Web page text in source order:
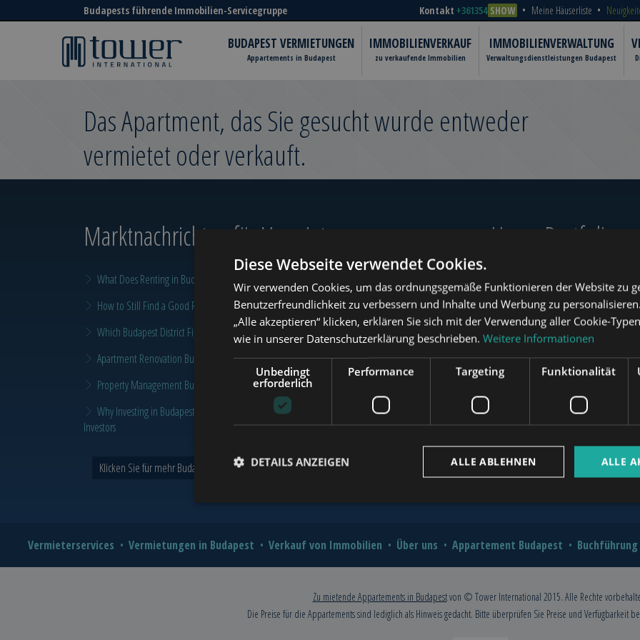
Budapests führende Immobilien-Servicegruppe Kontakt +361354 SHOW Meine Häuserliste
BUDAPEST VERMIETUNGEN
Appartements in Budapest
IMMOBILIENVERKAUF
zu verkaufende Immobilien
IMMOBILIENVERWALTUNG
Verwaltungsdienstleistungen Budapest
Das Apartment, das Sie gesucht wurde entweder
vermietet oder verkauft.
Marktnachrichten für Vermieter‎
What Does Renting in Budapest Really Cost?
How to Still Find a Good Rental in Budapest at the End of August
Which Budapest District Fits Which Property Investor in 2026?
Apartment Renovation Budapest: How to Plan a Smarter Renovation for Value and Comfort
Property Management Budapest: When Does It Make Sense to Hire a Professional?
Why Investing in Budapest Real Estate is a Smart Move in 2026: A Comprehensive Guide for
Investors
Klicken Sie für mehr Budapest und Tower Nachrichten >
Unser Portfolio
www.tower-investments.com
www.mybudapesthome.com
Vermieterservices Vermietungen in Budapest Verkauf von Immobilien Über uns Appartement Budapest
Zu mietende Appartements in Budapestvon © Tower International 2015. Alle Rechte
Die Preise für die Appartements sind lediglich als Hinweis gedacht. Bitte überprüfen Sie Preise und Verfügbarkeit
Diese Webseite verwendet Cookies.
Wir verwenden Cookies, um das ordnungsgemäße Funktionieren der Website zu
Benutzerfreundlichkeit zu verbessern und Inhalte und Werbung zu
„Alle akzeptieren“ klicken, erklären Sie sich mit der Verwendung aller Cookie-
wie in unserer Datenschutzerklärung beschrieben. Weitere Informationen
Unbedingt
erforderlich
Performance Targeting Funktionalität
ALLE
ALLE ABLEHNEN
DETAILS ANZEIGEN